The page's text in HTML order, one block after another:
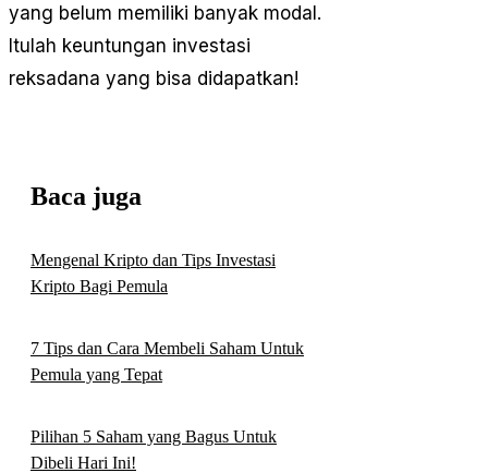
yang belum memiliki banyak modal.
Itulah keuntungan investasi
reksadana yang bisa didapatkan!
Baca juga
Mengenal Kripto dan Tips Investasi
Kripto Bagi Pemula
7 Tips dan Cara Membeli Saham Untuk
Pemula yang Tepat
Pilihan 5 Saham yang Bagus Untuk
Dibeli Hari Ini!